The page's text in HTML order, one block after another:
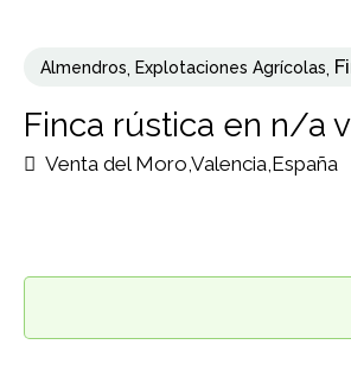
Almendros, Explotaciones Agrícolas,
Finca rústica en n/a
Venta del Moro,Valencia,España